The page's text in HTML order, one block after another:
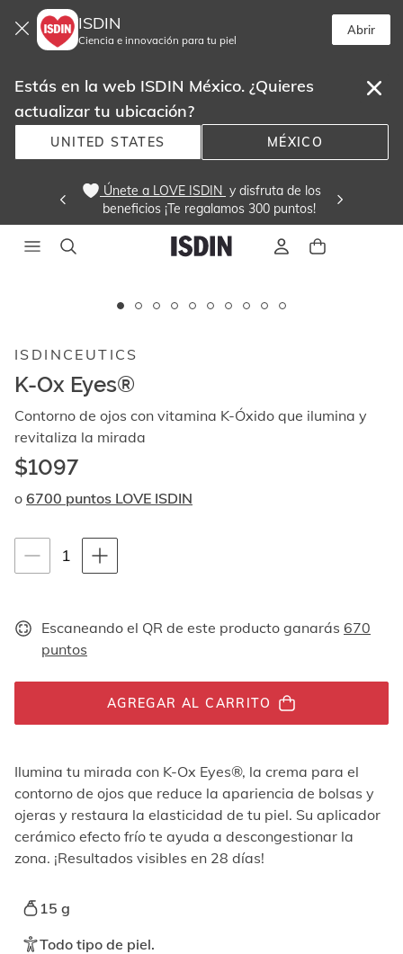
ISDIN
Ciencia e innovación para tu piel
Abrir
Estás en la web ISDIN México. ¿Quieres
actualizar tu ubicación?
UNITED STATES MÉXICO
Únete a LOVE ISDIN y disfruta de los
beneficios ¡Te regalamos 300 puntos!
imágenes
videos.
navegar
las
arriba
abajo
muestran
uno.
caso
hay
ningún
elemento
enfocable,
los
videos
pueden
reproducir
activando
ISDINCEUTICS
K-Ox Eyes®
Contorno de ojos con vitamina K-Óxido que ilumina y
revitaliza la mirada
$1097
o 6700 puntos LOVE ISDIN
Instrucciones de navegación por teclado
1
unidades
Escaneando el QR de este producto ganarás 670
puntos
AGREGAR AL CARRITO
Ilumina tu mirada con K-Ox Eyes®, la crema para el
contorno de ojos que reduce la apariencia de bolsas y
ojeras y restaura la elasticidad de tu piel. Su aplicador
cerámico efecto frío te ayuda a descongestionar la
zona. ¡Resultados visibles en 28 días!
15 g
Todo tipo de piel.